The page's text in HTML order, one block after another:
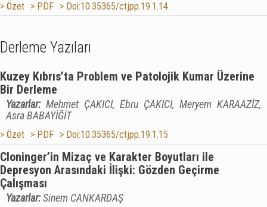
> Özet > PDF > Doi:10.35365/ctjpp.19.1.14
Derleme Yazıları
Kuzey Kıbrıs’ta Problem ve Patolojik Kumar Üzerine
Bir Derleme
Yazarlar: Mehmet ÇAKICI, Ebru ÇAKICI, Meryem KARAAZİZ,
Asra BABAYİĞİT
> Özet > PDF > Doi:10.35365/ctjpp.19.1.15
Cloninger’in Mizaç ve Karakter Boyutları ile
Depresyon Arasındaki İlişki: Gözden Geçirme
Çalışması
Yazarlar:Sinem CANKARDAŞ